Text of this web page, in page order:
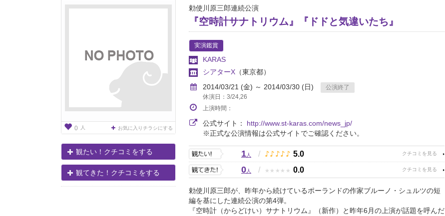
0 人 お気に入りチラシにする
観たい！クチコミをする
観てきた！クチコミをする
勅使川原三郎連続公演
『空時計サナトリウム』『ドドと気違いたち』
実演鑑賞
KARAS
シアターX （東京都）
2014/03/21 (金) ～ 2014/03/30 (日)
公演終了
休演日：3/24,26
上演時間：
公式サイト： http://www.st-karas.com/news_jp/
※正式な公演情報は公式サイトでご確認ください。
1人 / ♪ ♪ ♪ ♪ ♪ 5.0
0人 / ★ ★ ★ ★ ★ 0.0
勅使川原三郎が、昨年から続けているポーランドの作家ブルーノ・シュルツの短
編を基にした連続公演の第4弾。
『空時計（からどけい）サナトリウム』（新作）と昨年6月の上演が話題を呼んだ